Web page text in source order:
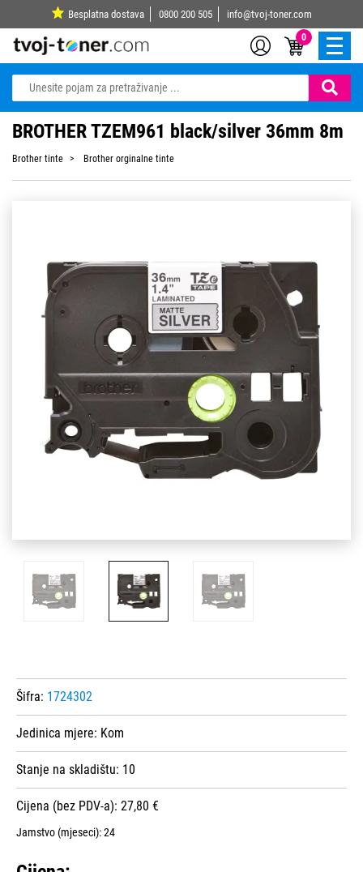
Besplatna dostava 0800 200 505 info@tvoj-toner.com
0
BROTHER TZEM961 black/silver 36mm 8m
Brother tinte Brother orginalne tinte
Šifra: 1724302
Jedinica mjere: Kom
Stanje na skladištu: 10
Cijena (bez PDV-a): 27,80 €
Jamstvo (mjeseci):24